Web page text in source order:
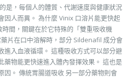
是，每個人的體質、代謝速度與健康狀況
因人而異。 為什麼 Vinix 口溶片能更快起
間，關鍵在於它特殊的「雙重吸收機
片在口中溶解時，部分 Sildenafil 成分會
進入血液循環。 這種吸收方式可以部分避
藥物能更快速進入體內發揮效果。 這也是
因。 傳統胃腸道吸收 另一部分藥物則會